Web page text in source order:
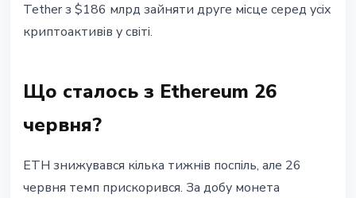
26 червня 2026 р.3 хв читання
Наталія Дорофєєва
Tether з $186 млрд зайняти друге місце серед усіх
криптоактивів у світі.
Що сталось з Ethereum 26
червня?
ETH знижувався кілька тижнів поспіль, але 26
червня темп прискорився. За добу монета